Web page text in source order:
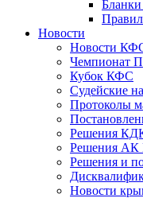
Новости
Новости
Чемпионат
Кубок КФС
Судейские
Протоколы
Решения
Решения
Решения и
Новости